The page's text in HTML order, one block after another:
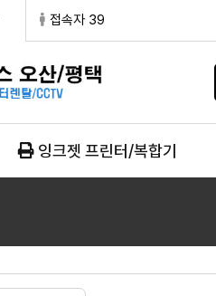
접속자 39
잉크젯 프린터/복합기